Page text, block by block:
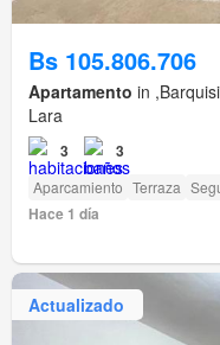
Bs 105.806.706
Apartamento in
Lara
3 3
Aparcamiento Terraza
Hace 1 día
Actualizado